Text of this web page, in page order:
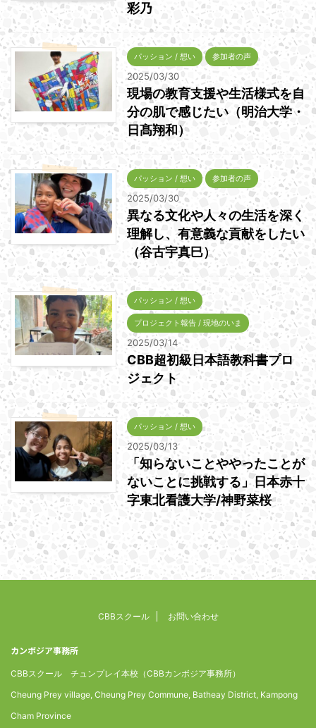
彩乃
パッション / 想い 参加者の声
2025/03/30
現場の教育支援や生活様式を自
分の肌で感じたい（明治大学・
日髙翔和）
パッション / 想い 参加者の声
2025/03/30
異なる文化や人々の生活を深く
理解し、有意義な貢献をしたい
（谷古宇真巳）
パッション / 想い
プロジェクト報告 / 現地のいま
2025/03/14
CBB超初級日本語教科書プロ
ジェクト
パッション / 想い
2025/03/13
「知らないことややったことが
ないことに挑戦する」日本赤十
字東北看護大学/神野菜桜
CBBスクール お問い合わせ
カンボジア事務所
CBBスクール チュンプレイ本校（CBBカンボジア事務所）
Cheung Prey village, Cheung Prey Commune, Batheay District, Kampong
Cham Province